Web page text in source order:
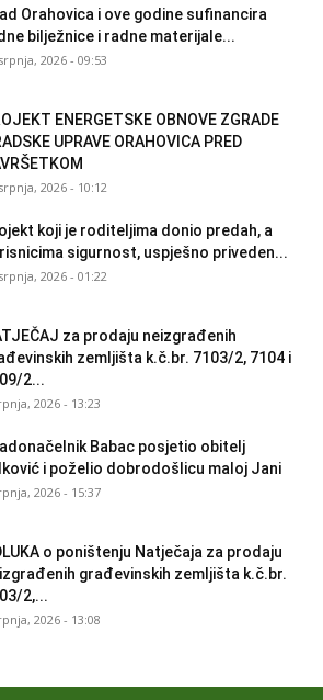
Orahovica i ove godine sufinancira
bilježnice i radne materijale...
2026 - 09:53
ENERGETSKE OBNOVE ZGRADE
UPRAVE ORAHOVICA PRED
2026 - 10:12
koji je roditeljima donio predah, a
sigurnost, uspješno priveden...
2026 - 01:22
za prodaju neizgrađenih
zemljišta k.č.br. 7103/2, 7104 i
2...
2026 - 13:23
Babac posjetio obitelj
i poželio dobrodošlicu maloj Jani
2026 - 15:37
o poništenju Natječaja za prodaju
građevinskih zemljišta k.č.br.
2,...
2026 - 13:08